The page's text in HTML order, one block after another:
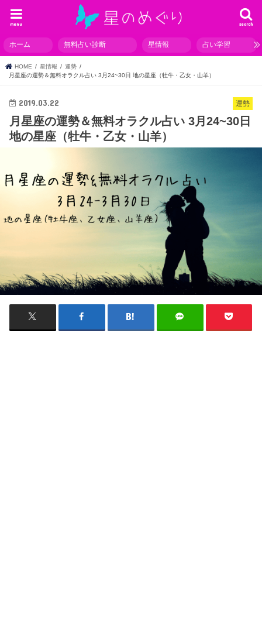
search
menu
ホーム 無料占い診断 星情報 占い学習
HOME 星情報
運勢
月星座の運勢＆無料オラクル占い 3月24~30日 地の星座（牡牛・乙女・山羊）
運勢
2019.03.22
月星座の運勢＆無料オラクル占い 3月24~30日
地の星座（牡牛・乙女・山羊）